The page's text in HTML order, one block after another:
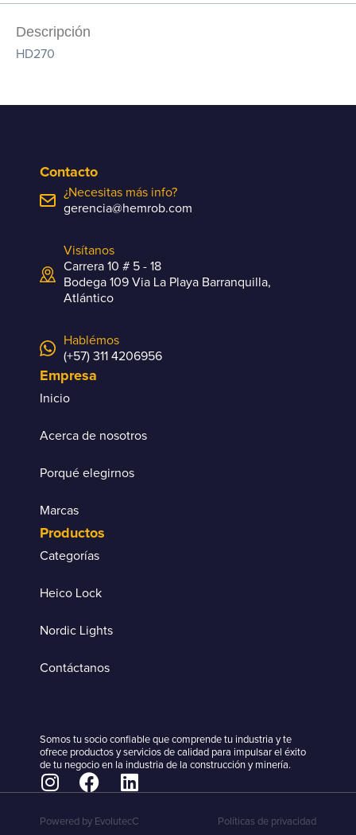
Descripción
HD270
Somos tu socio confiable que comprende tu industria y te
ofrece productos y servicios de calidad para impulsar el éxito
de tu negocio en la industria de la construcción y minería.
Contacto
¿Necesitas más info?
gerencia@hemrob.com
Visítanos
Carrera 10 # 5 - 18
Bodega 109 Via La Playa Barranquilla,
Atlántico
Hablémos
(+57) 311 4206956
Empresa
Inicio
Acerca de nosotros
Porqué elegirnos
Marcas
Productos
Categorías
Heico Lock
Nordic Lights
Contáctanos
Powered by EvolutecC Políticas de privacidad